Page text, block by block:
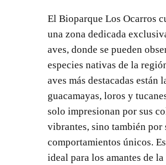
El Bioparque Los Ocarros
una zona dedicada
aves, donde se pueden
especies nativas de la
aves más destacadas están
guacamayas, loros y
solo impresionan por sus
vibrantes, sino también por
comportamientos únicos.
ideal para los amantes de